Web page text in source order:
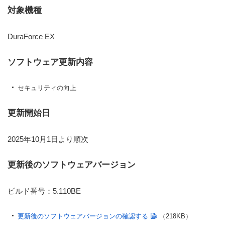
対象機種
DuraForce EX
ソフトウェア更新内容
セキュリティの向上
更新開始日
2025年10月1日より順次
更新後のソフトウェアバージョン
ビルド番号：5.110BE
更新後のソフトウェアバージョンの確認する （218KB）